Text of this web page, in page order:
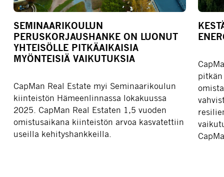
SEMINAARIKOULUN
PERUSKORJAUSHANKE ON LUONUT
YHTEISÖLLE PITKÄAIKAISIA
MYÖNTEISIÄ VAIKUTUKSIA
CapMan Real Estate myi Seminaarikoulun
kiinteistön Hämeenlinnassa lokakuussa
2025. CapMan Real Estaten 1,5 vuoden
omistusaikana kiinteistön arvoa kasvatettiin
useilla kehityshankkeilla.